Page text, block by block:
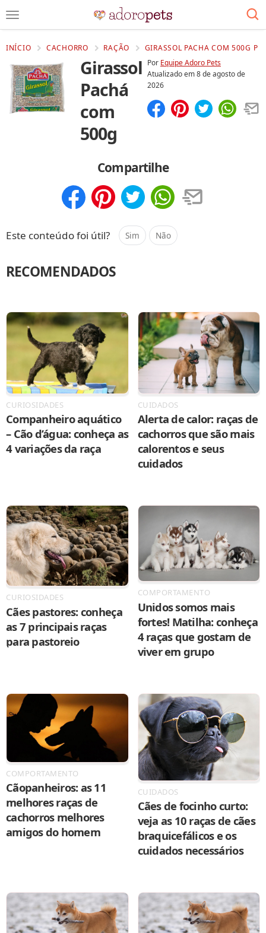
INÍCIO CACHORRO RAÇÃO GIRASSOL PACHA COM 500G P
Girassol
Pachá
com
500g
Por Equipe Adoro Pets
Atualizado em8 de agosto de
2026
Compartilhe
Este conteúdo foi útil? Sim Não
RECOMENDADOS
CURIOSIDADES
Companheiro aquático
– Cão d’água: conheça as
4 variações da raça
CUIDADOS
Alerta de calor: raças de
cachorros que são mais
calorentos e seus
cuidados
CURIOSIDADES
Cães pastores: conheça
as 7 principais raças
para pastoreio
COMPORTAMENTO
Unidos somos mais
fortes! Matilha: conheça
4 raças que gostam de
viver em grupo
COMPORTAMENTO
Cãopanheiros: as 11
melhores raças de
cachorros melhores
amigos do homem
CUIDADOS
Cães de focinho curto:
veja as 10 raças de cães
braquicefálicos e os
cuidados necessários